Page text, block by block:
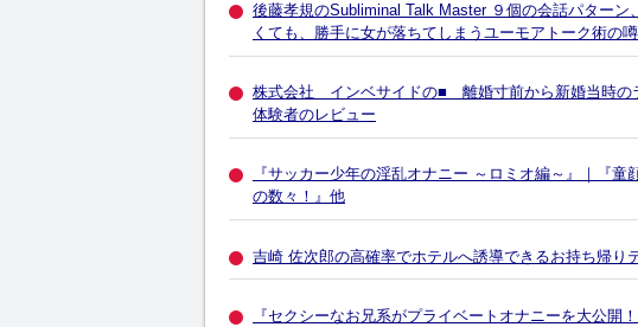
後藤孝規のSubliminal Talk Master ９個の会話パター
くても、勝手に女が落ちてしまうユーモアトーク術の
株式会社 インベサイドの■ 離婚寸前から新婚当時の
体験者のレビュー
『サッカー少年の淫乱オナニー ～ロミオ編～』｜『
の数々！』他
吉崎 佐次郎の高確率でホテルへ誘導できるお持ち帰り
『セクシーなお兄系がプライベートオナニーを大公開